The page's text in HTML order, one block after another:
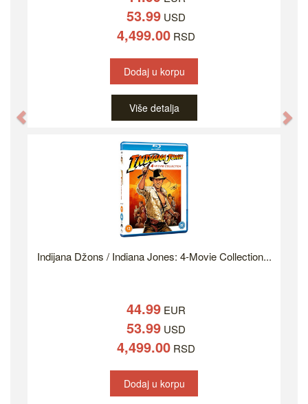
53.99USD
4,499.00RSD
Dodaj u korpu
Više detalja
Indijana Džons / Indiana Jones: 4-Movie Collection...
44.99EUR
53.99USD
4,499.00RSD
Dodaj u korpu